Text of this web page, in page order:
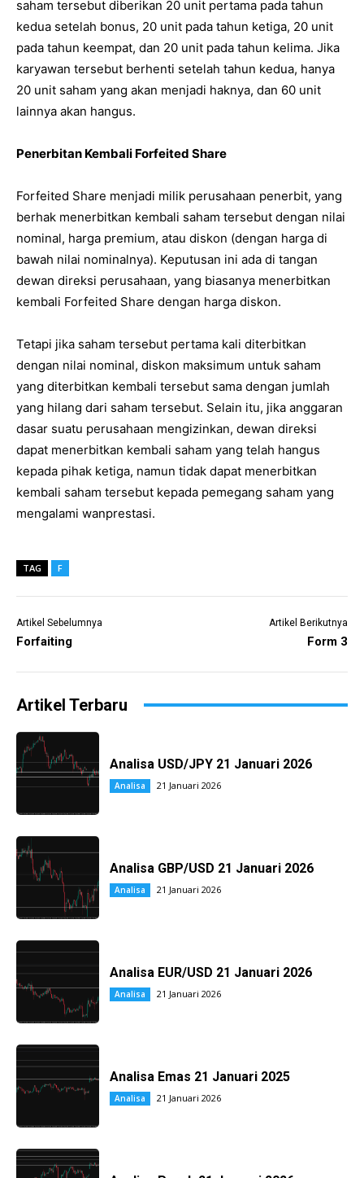
saham tersebut diberikan 20 unit pertama pada tahun
kedua setelah bonus, 20 unit pada tahun ketiga, 20 unit
pada tahun keempat, dan 20 unit pada tahun kelima. Jika
karyawan tersebut berhenti setelah tahun kedua, hanya
20 unit saham yang akan menjadi haknya, dan 60 unit
lainnya akan hangus.
Penerbitan Kembali Forfeited Share
Forfeited Share menjadi milik perusahaan penerbit, yang
berhak menerbitkan kembali saham tersebut dengan nilai
nominal, harga premium, atau diskon (dengan harga di
bawah nilai nominalnya). Keputusan ini ada di tangan
dewan direksi perusahaan, yang biasanya menerbitkan
kembali Forfeited Share dengan harga diskon.
Tetapi jika saham tersebut pertama kali diterbitkan
dengan nilai nominal, diskon maksimum untuk saham
yang diterbitkan kembali tersebut sama dengan jumlah
yang hilang dari saham tersebut. Selain itu, jika anggaran
dasar suatu perusahaan mengizinkan, dewan direksi
dapat menerbitkan kembali saham yang telah hangus
kepada pihak ketiga, namun tidak dapat menerbitkan
kembali saham tersebut kepada pemegang saham yang
mengalami wanprestasi.
TAG F
Artikel Sebelumnya
Forfaiting
Artikel Berikutnya
Form 3
Artikel Terbaru
Analisa USD/JPY 21 Januari 2026
Analisa 21 Januari 2026
Analisa GBP/USD 21 Januari 2026
Analisa 21 Januari 2026
Analisa EUR/USD 21 Januari 2026
Analisa 21 Januari 2026
Analisa Emas 21 Januari 2025
Analisa 21 Januari 2026